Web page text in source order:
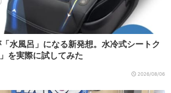
水風呂」になる新発想。水冷式シートク
を実際に試してみた
2026/08/06